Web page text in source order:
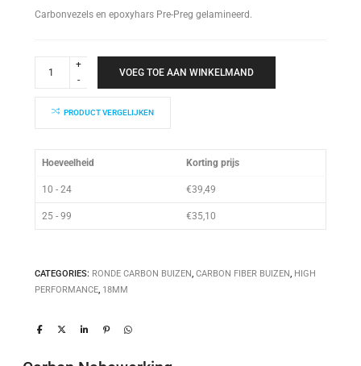
Carbonvezels en epoxyhars Pre-Preg gelamineerd.
Performance
quantity
VOEG TOE AAN WINKELMAND
PRODUCT VERGELIJKEN
Hoeveelheid Korting prijs
10 - 24 €39,49
25 - 99 €35,10
CATEGORIES: RONDE CARBON BUIZEN, CARBON FIBER BUIZEN, HIGH
PERFORMANCE, 18MM